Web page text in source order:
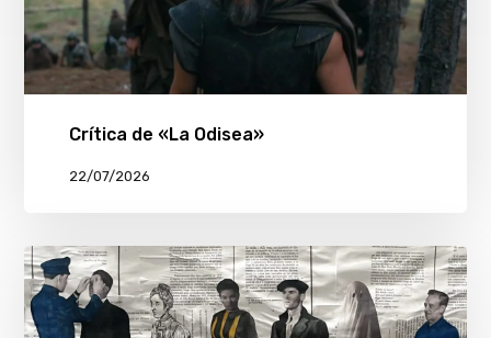
Crítica de «La Odisea»
22/07/2026